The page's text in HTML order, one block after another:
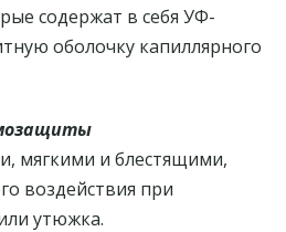
содержат в себя УФ-
оболочку капиллярного
мягкими и блестящими,
воздействия при
утюжка.